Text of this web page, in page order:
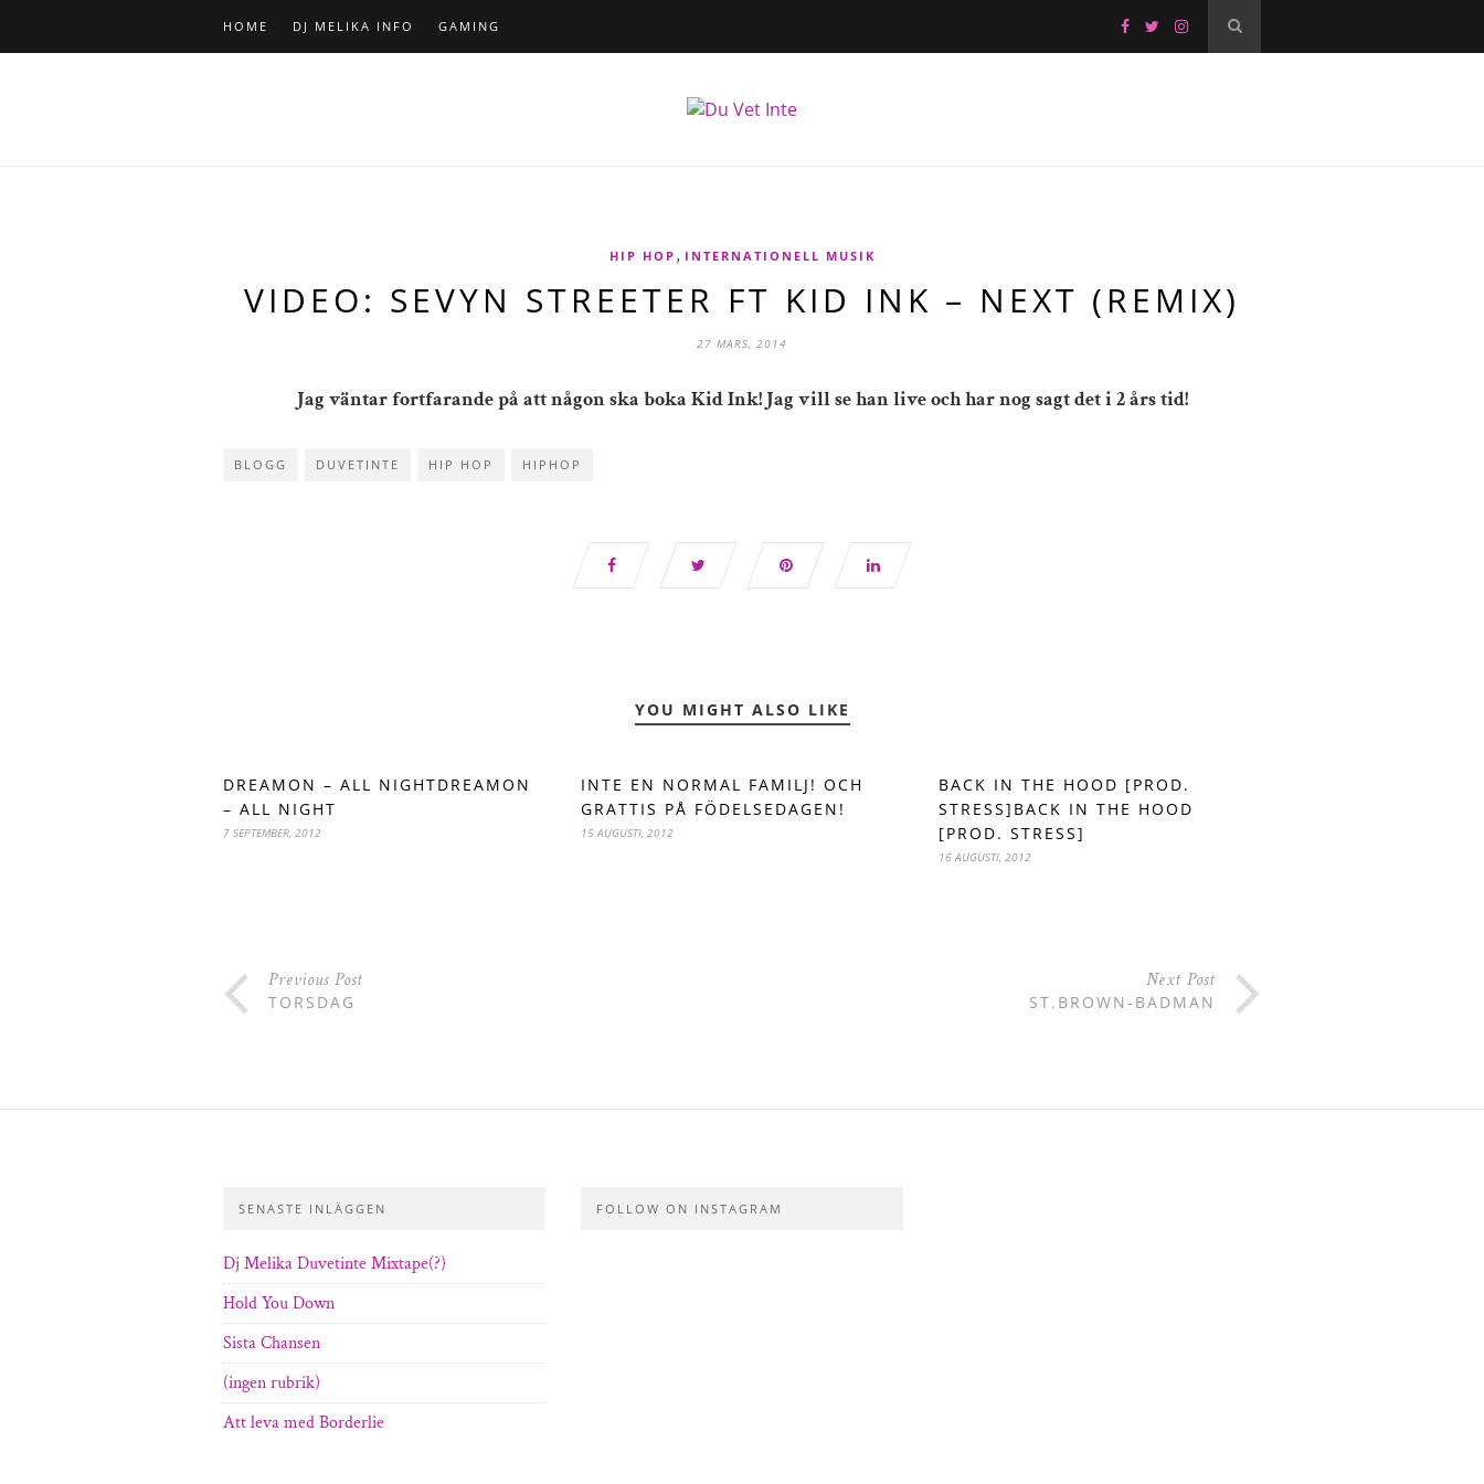
HOME DJ MELIKA INFO GAMING
HIP HOP , INTERNATIONELL MUSIK
VIDEO: SEVYN STREETER FT KID INK – NEXT (REMIX)
27 MARS, 2014
Jag väntar fortfarande på att någon ska boka Kid Ink! Jag vill se han live och har nog sagt det i 2 års tid!
BLOGG DUVETINTE HIP HOP HIPHOP
YOU MIGHT ALSO LIKE
DREAMON – ALL NIGHTDREAMON
– ALL NIGHT
7 SEPTEMBER, 2012
INTE EN NORMAL FAMILJ! OCH
GRATTIS PÅ FÖDELSEDAGEN!
15 AUGUSTI, 2012
BACK IN THE HOOD [PROD.
STRESS]BACK IN THE HOOD
[PROD. STRESS]
16 AUGUSTI, 2012
Previous Post
TORSDAG
Next Post
ST.BROWN-BADMAN
SENASTE INLÄGGEN
Dj Melika Duvetinte Mixtape(?)
Hold You Down
Sista Chansen
(ingen rubrik)
Att leva med Borderlie
FOLLOW ON INSTAGRAM